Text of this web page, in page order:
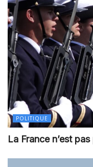
POLITIQUE
La France n’est